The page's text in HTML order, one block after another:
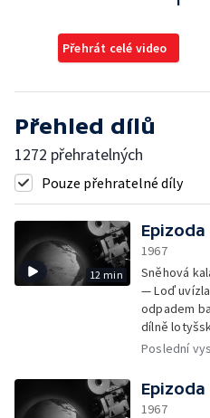
Přehrát celé video
Přehled dílů
1272 přehratelných
Pouze přehratelné díly
12 min
1967
Sněhová
— Loď
odpadem
dílně
novinky
Bukových
motolské
Poslední
1967